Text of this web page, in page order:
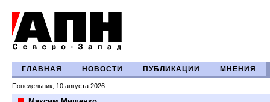
ГЛАВНАЯ НОВОСТИ ПУБЛИКАЦИИ МНЕНИЯ
Понедельник, 10 августа 2026